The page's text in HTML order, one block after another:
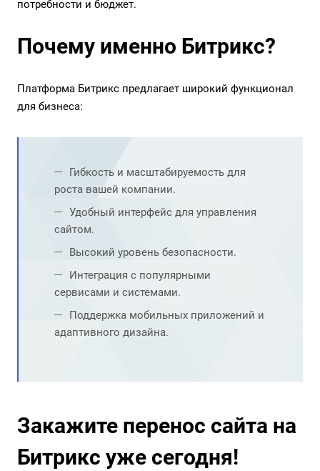
потребности и бюджет.
Почему именно Битрикс?
Платформа Битрикс предлагает широкий функционал
для бизнеса:
Гибкость и масштабируемость для
роста вашей компании.
Удобный интерфейс для управления
сайтом.
Высокий уровень безопасности.
Интеграция с популярными
сервисами и системами.
Поддержка мобильных приложений и
адаптивного дизайна.
Закажите перенос сайта на
Битрикс уже сегодня!